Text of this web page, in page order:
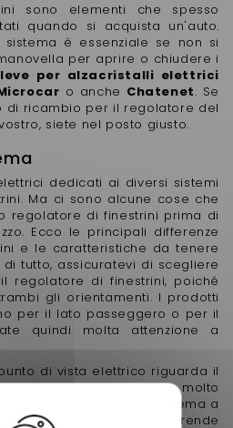
sono elementi che spesso
quando si acquista un'auto.
è essenziale se non si
per aprire o chiudere i
leve per alzacristalli elettrici
o anche Chatenet. Se
di ricambio per il regolatore del
siete nel posto giusto.
dedicati ai diversi sistemi
Ma ci sono alcune cose che
regolatore di finestrini prima di
Ecco le principali differenze
e le caratteristiche da tenere
di tutto, assicuratevi di scegliere
regolatore di finestrini, poiché
gli orientamenti. I prodotti
per il lato passeggero o per il
quindi molta attenzione a
di vista elettrico riguarda il
Esistono due sistemi molto
alzacristalli elettrici: il sistema a
Il sistema a cavo comprende